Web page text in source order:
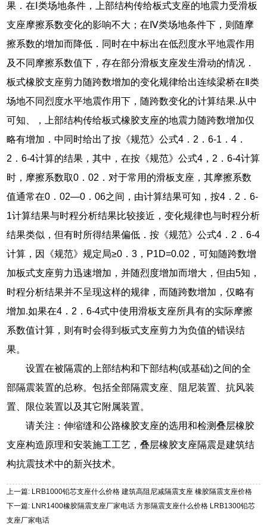
果．在Ⅰ类场地条件，上部结构传给板式支座的地震力受滑板
支座摩擦系数变化的影响不大；在Ⅳ类场地条件下，则随摩
擦系数的增加而降低．同时在中标出在低烈度水平地震作用
及不同摩擦系数值下，存在部分滑板支座发生滑动的情况．
板式橡胶支座剪力随跨数增加的变化规律给出连续梁桥在Ⅱ类
场地不同烈度水平地震作用下，随跨数变化的计算结果.从中
可知、，上部结构传给板式橡胶支座的地震力随跨数增加仅
略有增加．中同时给出了按《规范》公式4．2．6-1．4．
2．6-4计算的结果，其中，在按《规范》公式4，2．6-4计算
时，摩擦系数取0．02．对于常用的滑板支座，其摩擦系数
值通常在0．02—0．06之间，由计算结果可知，按4．2．6-
1计算结果与时程分析结果比较接近，变化规律也与时程分析
结果类似，但有时所得结果偏低．按《规范》公式4．2．6-4
计算，因《规范》规定局≥0．3，P1D=0.02，可知随跨数增
加板式支座剪力迅速增加，并随烈度增加而增大，但由5知，
时程分析结果并不呈现这样的规律，而随跨数增加，仅略有
增加.如果在4．2．6-4式中使用滑板支座所具有的实际摩擦
系数值计算，则有时会得到板式支座剪力为负值的错误结
果。
设置在被隔震的上部结构和下部结构(或基础)之间的全
部隔震装置的总称。包括全部隔震支座、阻尼装置、抗风装
置、限位装置以及其它附属装置。
请关注：伸缩缝和公路橡胶支座的选用和检测叠层橡胶
支座构造原理和安装施工工艺，叠层橡胶支座隔震是建筑结
构抗震技术中的新兴技术。
上一篇: LRB1000铅芯支座什么价格 建筑高阻尼减隔震支座 橡胶隔震支座价格
下一篇: LNR1400橡胶隔震支座厂家电话 方形隔震支座什么价格 LRB1300铅芯
支座厂家电话